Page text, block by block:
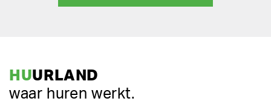
HUURLAND
waar huren werkt.